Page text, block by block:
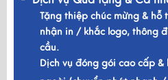
Tặng thiệp chúc mừng &
nhận in / khắc logo, thông
cầu.
Dịch vụ đóng gói cao cấp